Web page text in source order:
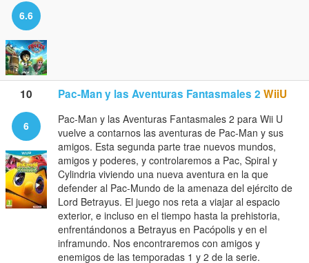
6.6
10 Pac-Man y las Aventuras Fantasmales 2 WiiU
6
Pac-Man y las Aventuras Fantasmales 2 para Wii U
vuelve a contarnos las aventuras de Pac-Man y sus
amigos. Esta segunda parte trae nuevos mundos,
amigos y poderes, y controlaremos a Pac, Spiral y
Cylindria viviendo una nueva aventura en la que
defender al Pac-Mundo de la amenaza del ejército de
Lord Betrayus. El juego nos reta a viajar al espacio
exterior, e incluso en el tiempo hasta la prehistoria,
enfrentándonos a Betrayus en Pacópolis y en el
inframundo. Nos encontraremos con amigos y
enemigos de las temporadas 1 y 2 de la serie.